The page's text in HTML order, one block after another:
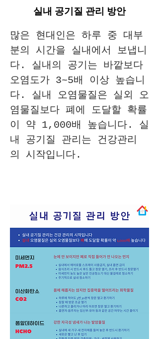
실내 공기질 관리 방안
많은 현대인은 하루 중 대부
분의 시간을 실내에서 보냅니
다. 실내의 공기는 바깥보다
오염도가 3~5배 이상 높습니
다. 실내 오염물질은 실외 오
염물질보다 폐에 도달할 확률
이 약 1,000배 높습니다. 실
내 공기질 관리는 건강관리
의 시작입니다.